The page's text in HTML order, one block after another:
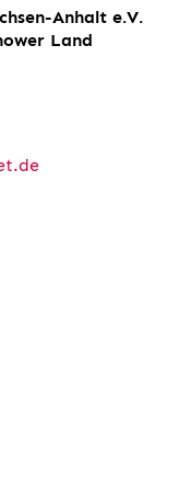
Anhalt e.V.
Land